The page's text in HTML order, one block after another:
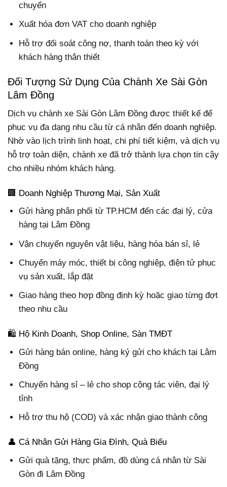
chuyển
Xuất hóa đơn VAT cho doanh nghiệp
Hỗ trợ đối soát công nợ, thanh toán theo kỳ với
khách hàng thân thiết
Đối Tượng Sử Dụng Của Chành Xe Sài Gòn
Lâm Đồng
Dịch vụ chành xe Sài Gòn Lâm Đồng được thiết kế để
phục vụ đa dạng nhu cầu từ cá nhân đến doanh nghiệp.
Nhờ vào lịch trình linh hoạt, chi phí tiết kiệm, và dịch vụ
hỗ trợ toàn diện, chành xe đã trở thành lựa chọn tin cậy
cho nhiều nhóm khách hàng.
🏢 Doanh Nghiệp Thương Mại, Sản Xuất
Gửi hàng phân phối từ TP.HCM đến các đại lý, cửa
hàng tại Lâm Đồng
Vận chuyển nguyên vật liệu, hàng hóa bán sỉ, lẻ
Chuyển máy móc, thiết bị công nghiệp, điện tử phục
vụ sản xuất, lắp đặt
Giao hàng theo hợp đồng định kỳ hoặc giao từng đợt
theo nhu cầu
🛍️ Hộ Kinh Doanh, Shop Online, Sàn TMĐT
Gửi hàng bán online, hàng ký gửi cho khách tại Lâm
Đồng
Chuyển hàng sỉ – lẻ cho shop cộng tác viên, đại lý
tỉnh
Hỗ trợ thu hộ (COD) và xác nhận giao thành công
👤 Cá Nhân Gửi Hàng Gia Đình, Quà Biếu
Gửi quà tặng, thực phẩm, đồ dùng cá nhân từ Sài
Gòn đi Lâm Đồng